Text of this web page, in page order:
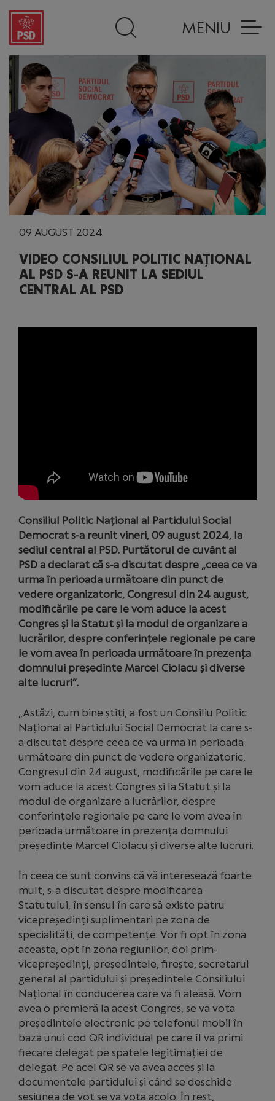
MENIU
09 AUGUST 2024
VIDEO CONSILIUL POLITIC NAȚIONAL
AL PSD S-A REUNIT LA SEDIUL
CENTRAL AL PSD
Consiliul Politic Național al Partidului Social
Democrat s-a reunit vineri, 09 august 2024, la
sediul central al PSD. Purtătorul de cuvânt al
PSD a declarat că s-a discutat despre „ceea ce va
urma în perioada următoare din punct de
vedere organizatoric, Congresul din 24 august,
modificările pe care le vom aduce la acest
Congres și la Statut și la modul de organizare a
lucrărilor, despre conferințele regionale pe care
le vom avea în perioada următoare în prezența
domnului președinte Marcel Ciolacu și diverse
alte lucruri”.
„Astăzi, cum bine știți, a fost un Consiliu Politic
Național al Partidului Social Democrat la care s-
a discutat despre ceea ce va urma în perioada
următoare din punct de vedere organizatoric,
Congresul din 24 august, modificările pe care le
vom aduce la acest Congres și la Statut și la
modul de organizare a lucrărilor, despre
conferințele regionale pe care le vom avea în
perioada următoare în prezența domnului
președinte Marcel Ciolacu și diverse alte lucruri.
În ceea ce sunt convins că vă interesează foarte
mult, s-a discutat despre modificarea
Statutului, în sensul în care să existe patru
vicepreședinți suplimentari pe zona de
specialități, de competențe. Vor fi opt în zona
aceasta, opt în zona regiunilor, doi prim-
vicepreședinți, președintele, firește, secretarul
general al partidului și președintele Consiliului
Național în conducerea care va fi aleasă. Vom
avea o premieră la acest Congres, se va vota
președintele electronic pe telefonul mobil în
baza unui cod QR individual pe care îl va primi
fiecare delegat pe spatele legitimației de
delegat. Pe acel QR se va avea acces și la
documentele partidului și când se deschide
sesiunea de vot se va vota acolo. În rest,